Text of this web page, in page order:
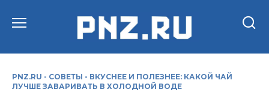
PNZ.RU - СОВЕТЫ - ВКУСНЕЕ И ПОЛЕЗНЕЕ: КАКОЙ ЧАЙ
ЛУЧШЕ ЗАВАРИВАТЬ В ХОЛОДНОЙ ВОДЕ